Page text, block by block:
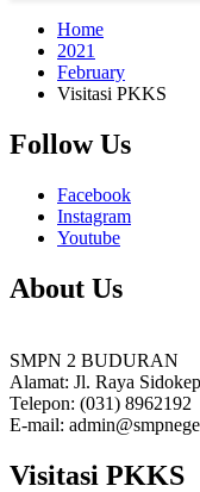
Home
2021
February
Visitasi PKKS
Follow Us
Facebook
Instagram
Youtube
About Us
SMPN 2 BUDURAN
Alamat: Jl. Raya
Telepon: (031) 8962192
E-mail:
Visitasi PKKS